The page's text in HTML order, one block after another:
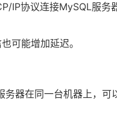
IP协议连接MySQL服务
可能增加延迟。
务器在同一台机器上，